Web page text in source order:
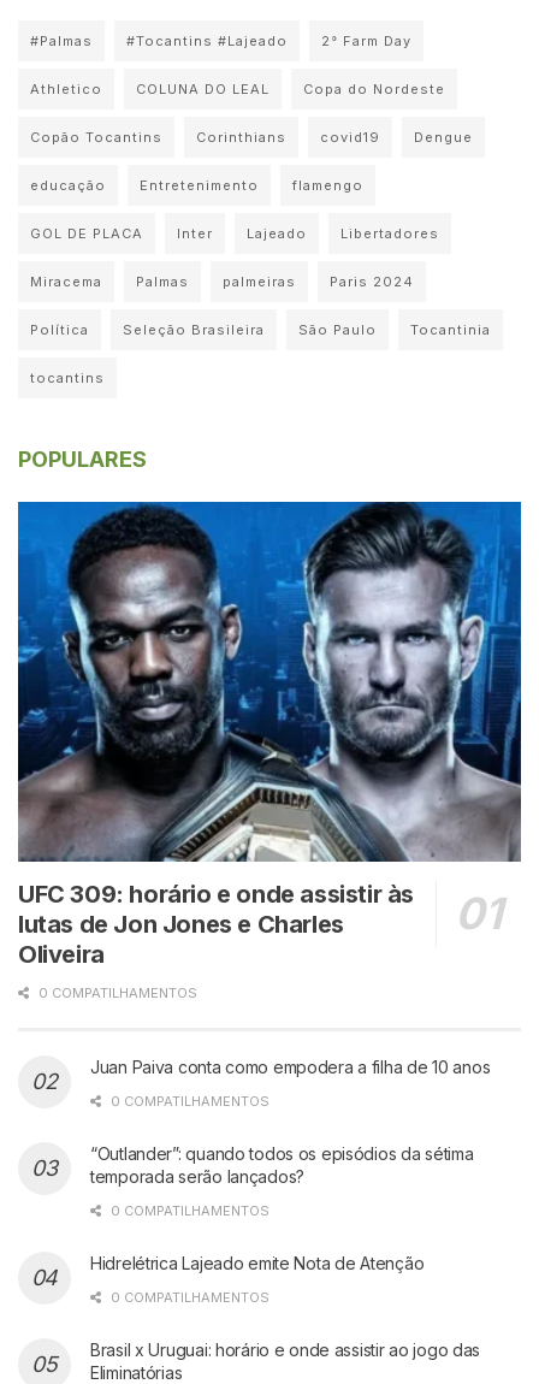
#Palmas #Tocantins #Lajeado 2° Farm Day
Athletico COLUNA DO LEAL Copa do Nordeste
Copão Tocantins Corinthians covid19 Dengue
educação Entretenimento flamengo
GOL DE PLACA Inter Lajeado Libertadores
Miracema Palmas palmeiras Paris 2024
Política Seleção Brasileira São Paulo Tocantinia
tocantins
POPULARES
UFC 309: horário e onde assistir às
lutas de Jon Jones e Charles
Oliveira
0 COMPATILHAMENTOS
Juan Paiva conta como empodera a filha de 10 anos
0 COMPATILHAMENTOS
“Outlander”: quando todos os episódios da sétima
temporada serão lançados?
0 COMPATILHAMENTOS
Hidrelétrica Lajeado emite Nota de Atenção
0 COMPATILHAMENTOS
Brasil x Uruguai: horário e onde assistir ao jogo das
Eliminatórias